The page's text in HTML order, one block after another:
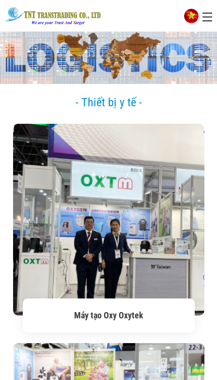
- Thiết bị y tế -
Máy tạo Oxy Oxytek